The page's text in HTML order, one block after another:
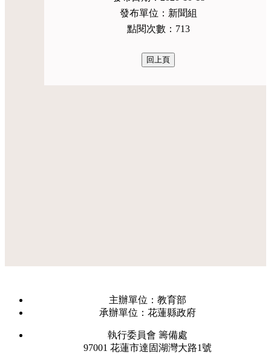
發布單位：新聞組
點閱次數：713
主辦單位：教育部
承辦單位：花蓮縣政府
執行委員會 籌備處
97001 花蓮市達固湖灣大路1號